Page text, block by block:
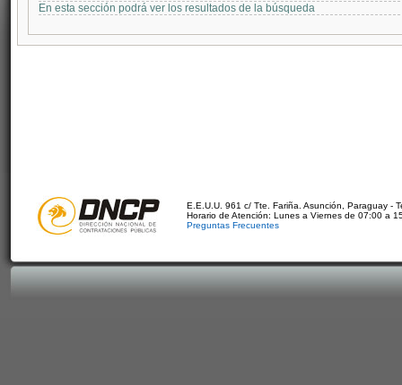
En esta sección podrá ver los resultados de la búsqueda
E.E.U.U. 961 c/ Tte. Fariña. Asunción, Paraguay -
Horario de Atención: Lunes a Viernes de 07:00 a
Preguntas Frecuentes